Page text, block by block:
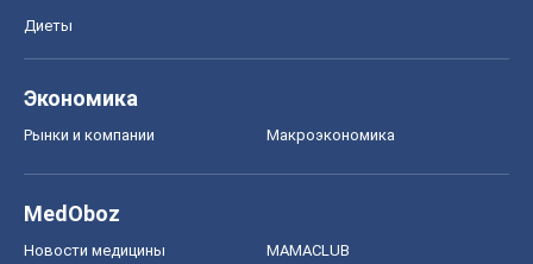
Диеты
Экономика
Рынки и компании Mакроэкономика
MedOboz
Новости медицины MAMACLUB